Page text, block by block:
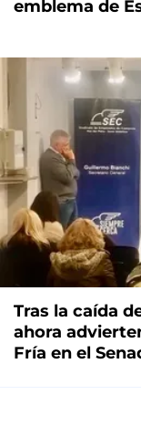
emblema de
Tras la caída
ahora
Fría en el